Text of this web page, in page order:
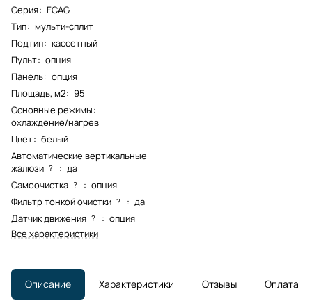
Серия: FCAG
Тип: мульти-сплит
Подтип: кассетный
Пульт: опция
Панель: опция
Площадь, м2: 95
Основные режимы:
охлаждение/нагрев
Цвет: белый
Автоматические вертикальные
жалюзи ? : да
Самоочистка ? : опция
Фильтр тонкой очистки ? : да
Датчик движения ? : опция
Все характеристики
Описание Характеристики Отзывы Оплата